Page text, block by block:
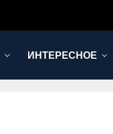
ИНТЕРЕСНОЕ